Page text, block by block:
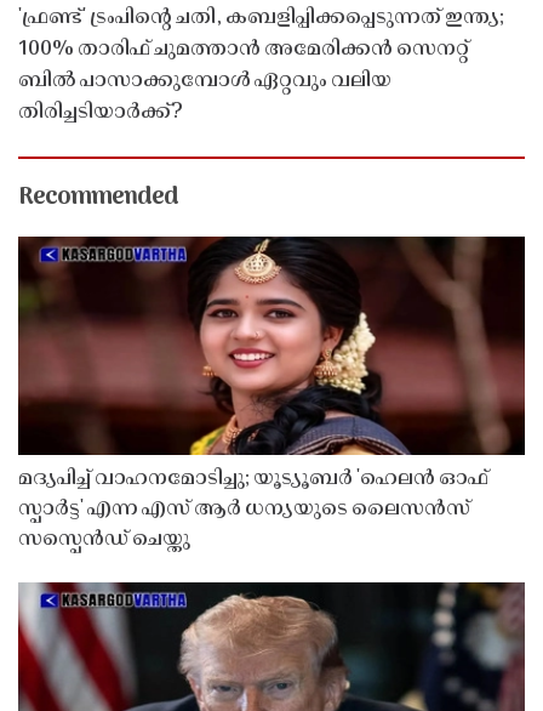
'ഫ്രണ്ട്' ട്രംപിന്റെ ചതി, കബളിപ്പിക്കപ്പെടുന്നത് ഇന്ത്യ;
100% താരിഫ് ചുമത്താൻ അമേരിക്കൻ സെനറ്റ്
ബിൽ പാസാക്കുമ്പോൾ ഏറ്റവും വലിയ
തിരിച്ചടിയാർക്ക്?
Recommended
മദ്യപിച്ച് വാഹനമോടിച്ചു; യൂട്യൂബർ 'ഹെലൻ ഓഫ്
സ്പാർട്ട' എന്ന എസ് ആർ ധന്യയുടെ ലൈസൻസ്
സസ്പെൻഡ് ചെയ്തു ​​​​​​​